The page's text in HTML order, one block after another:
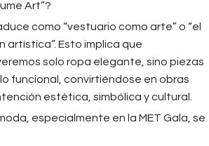
Art”?
como “vestuario como arte” o “el
artística”. Esto implica que
solo ropa elegante, sino piezas
funcional, convirtiéndose en obras
estética, simbólica y cultural.
especialmente en la MET Gala, se